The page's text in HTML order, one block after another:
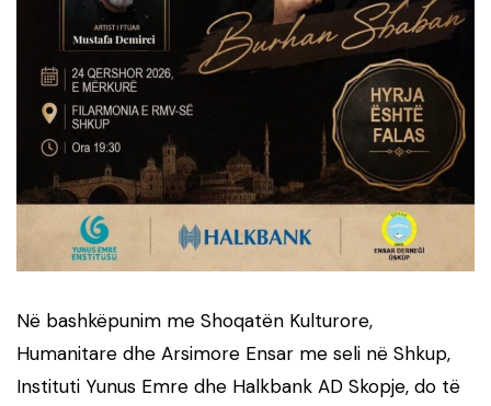
Në bashkëpunim me Shoqatën Kulturore,
Humanitare dhe Arsimore Ensar me seli në Shkup,
Instituti Yunus Emre dhe Halkbank AD Skopje, do të